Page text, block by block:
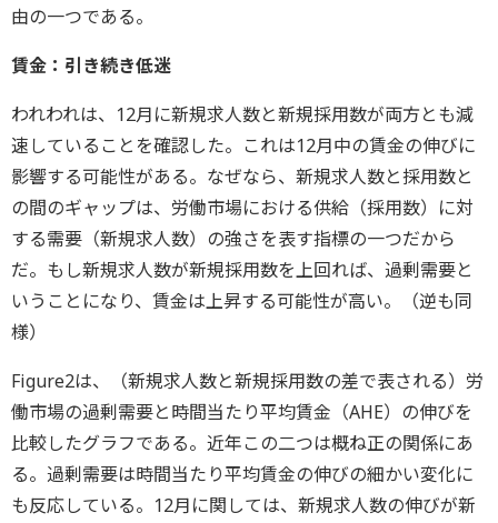
由の一つである。
賃金：引き続き低迷
われわれは、12月に新規求人数と新規採用数が両方とも減
速していることを確認した。これは12月中の賃金の伸びに
影響する可能性がある。なぜなら、新規求人数と採用数と
の間のギャップは、労働市場における供給（採用数）に対
する需要（新規求人数）の強さを表す指標の一つだから
だ。もし新規求人数が新規採用数を上回れば、過剰需要と
いうことになり、賃金は上昇する可能性が高い。（逆も同
様）
Figure2は、（新規求人数と新規採用数の差で表される）労
働市場の過剰需要と時間当たり平均賃金（AHE）の伸びを
比較したグラフである。近年この二つは概ね正の関係にあ
る。過剰需要は時間当たり平均賃金の伸びの細かい変化に
も反応している。12月に関しては、新規求人数の伸びが新